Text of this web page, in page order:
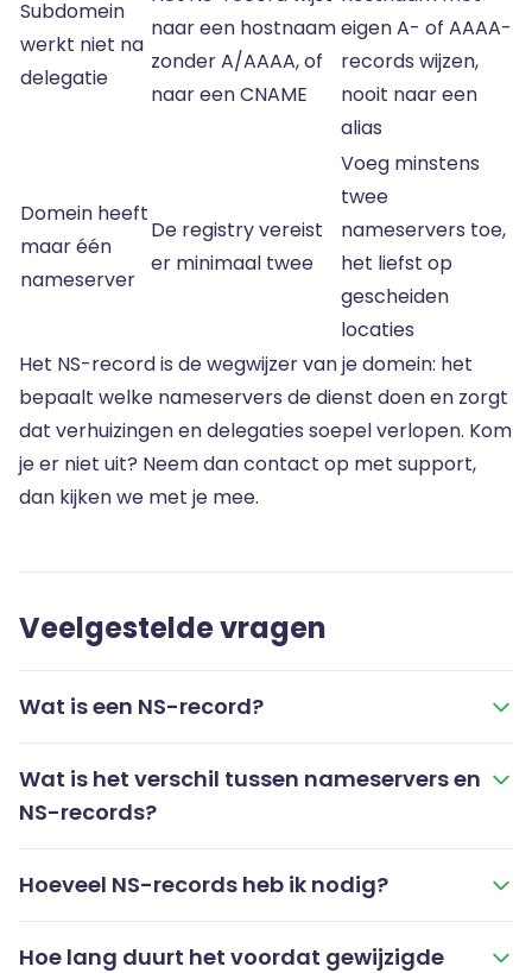
Subdomein
werkt niet na
delegatie
naar een hostnaam
zonder A/AAAA, of
naar een CNAME
eigen A- of AAAA-
records wijzen,
nooit naar een
alias
Domein heeft
maar één
nameserver
De registry vereist
er minimaal twee
Voeg minstens
twee
nameservers toe,
het liefst op
gescheiden
locaties
Het NS-record is de wegwijzer van je domein: het
bepaalt welke nameservers de dienst doen en zorgt
dat verhuizingen en delegaties soepel verlopen. Kom
je er niet uit? Neem dan contact op met support,
dan kijken we met je mee.
Veelgestelde vragen
Wat is een NS-record?
Wat is het verschil tussen nameservers en
NS-records?
Hoeveel NS-records heb ik nodig?
Hoe lang duurt het voordat gewijzigde